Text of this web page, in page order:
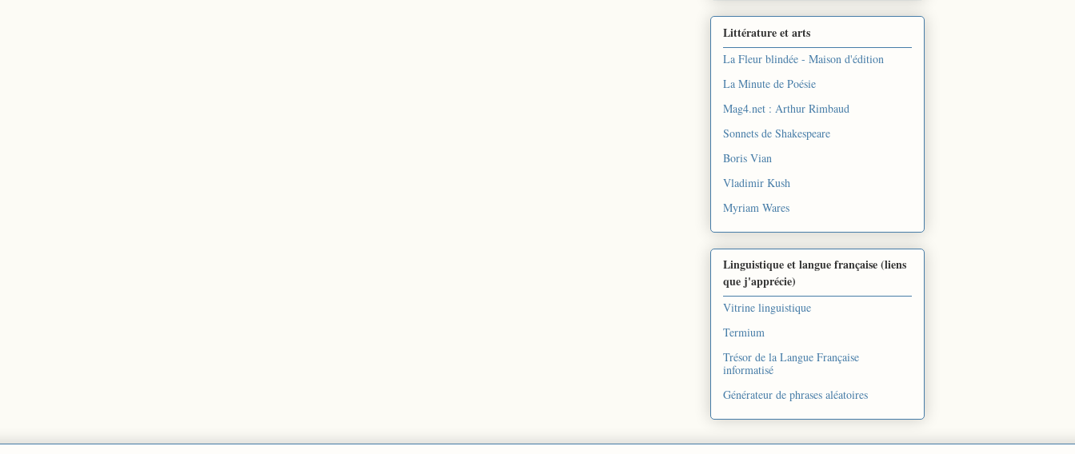
Littérature et arts
La Fleur blindée - Maison d'édition
La Minute de Poésie
Mag4.net : Arthur Rimbaud
Sonnets de Shakespeare
Boris Vian
Vladimir Kush
Myriam Wares
Linguistique et langue française (liens
que j'apprécie)
Vitrine linguistique
Termium
Trésor de la Langue Française
informatisé
Générateur de phrases aléatoires